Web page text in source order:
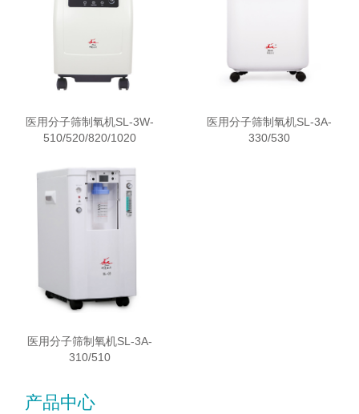
医用分子筛制氧机SL-3W-
510/520/820/1020
医用分子筛制氧机SL-3A-
330/530
医用分子筛制氧机SL-3A-
310/510
产品中心